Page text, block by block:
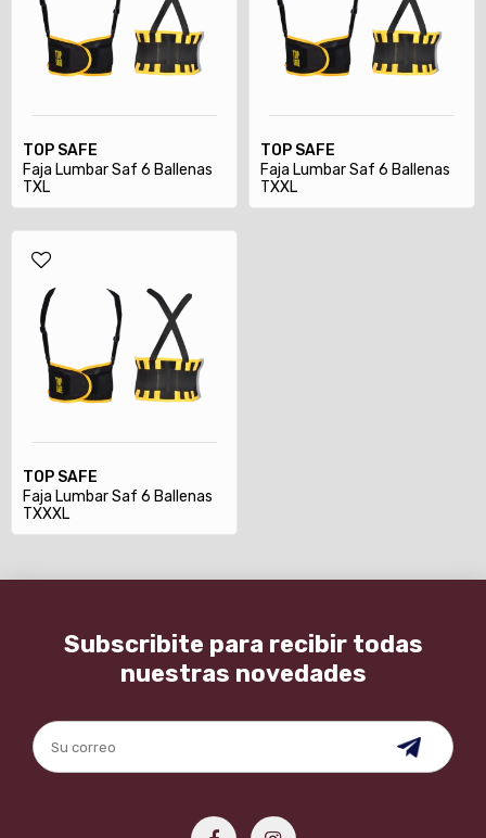
TOP SAFE
Faja Lumbar Saf 6 Ballenas
TXL
TOP SAFE
Faja Lumbar Saf 6 Ballenas
TXXL
TOP SAFE
Faja Lumbar Saf 6 Ballenas
TXXXL
Subscribite para recibir todas
nuestras novedades